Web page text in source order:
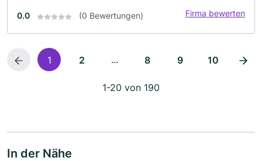
0.0 (0 Bewertungen) Firma bewerten
1 2 ... 8 9 10
1-20 von 190
In der Nähe